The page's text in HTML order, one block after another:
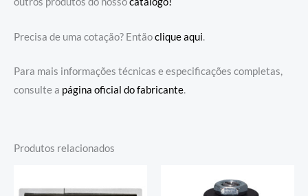
Precisa de uma cotação? Entãoclique aqui.
Para mais informações técnicas e especificações completas,
consulte a página oficial do fabricante.
Produtos relacionados